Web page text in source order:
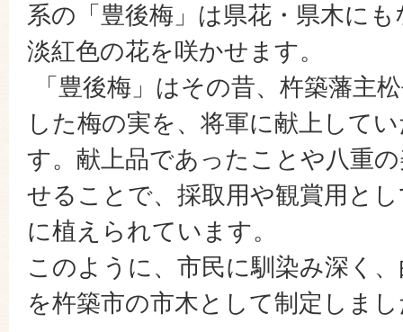
系の「豊後梅」は県花・県木に
淡紅色の花を咲かせます。
「豊後梅」はその昔、杵築藩主
した梅の実を、将軍に献上して
す。献上品であったことや八重
せることで、採取用や観賞用と
に植えられています。
このように、市民に馴染み深く
を杵築市の市木として制定しま